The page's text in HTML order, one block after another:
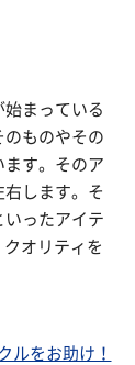
まっている
のものやその
ます。そのア
します。そ
いったアイテ
オリティを
ルをお助け！